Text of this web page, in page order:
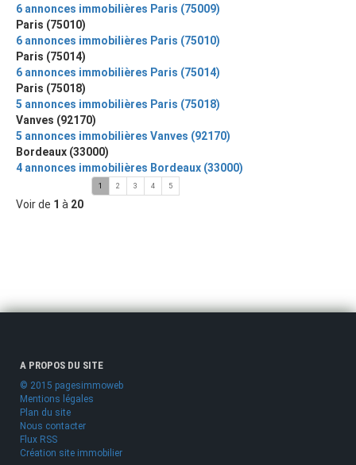
6 annonces immobilières Paris (75009)
Paris (75010)
6 annonces immobilières Paris (75010)
Paris (75014)
6 annonces immobilières Paris (75014)
Paris (75018)
5 annonces immobilières Paris (75018)
Vanves (92170)
5 annonces immobilières Vanves (92170)
Bordeaux (33000)
4 annonces immobilières Bordeaux (33000)
Voir de 1 à 20
1 2 3 4 5
A PROPOS DU SITE
© 2015 pagesimmoweb
Mentions légales
Plan du site
Nous contacter
Flux RSS
Création site immobilier